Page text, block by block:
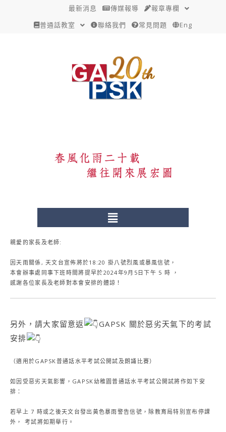
最新消息 傳媒報導
報章專欄
普通話教室
聯絡我們 常見問題 Eng
Menu
親愛的家長及老師:
因天雨關係, 天文台宣佈將於18:20 掛八號烈風或暴風信號，
本會辦事處同事下班時間將提早於2024年9月5日下午 5 時 ，
感謝各位家長及老師對本會安排的體諒！
另外，請大家留意返
GAPSK 關於惡劣天氣下的考試
安排
（適用於GAPSK普通話水平考試公開試及朗誦比賽）
如因受惡劣天氣影響，GAPSK幼稚園普通話水平考試公開試將作如下安
排：
若早上 7 時或之後天文台發出黃色暴雨警告信號，除教育局特別宣布停課
外， 考試將如期舉行。